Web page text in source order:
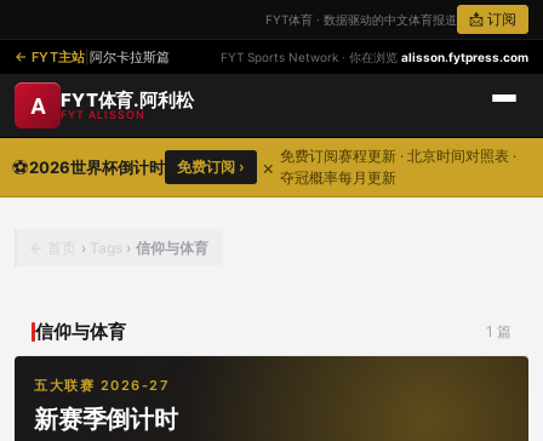
FYT体育 · 数据驱动的中文体育报道 📩 订阅
FYT主站 阿尔卡拉斯篇 FYT Sports Network · 你在浏览 alisson.fytpress.com
A FYT体育.阿利松
FYT ALISSON
⚽2026世界杯倒计时
免费订阅赛程更新 · 北京时间对照表 ·
夺冠概率每月更新
免费订阅 › ×
首页 › Tags › 信仰与体育
信仰与体育 1 篇
五大联赛 2026-27
新赛季倒计时